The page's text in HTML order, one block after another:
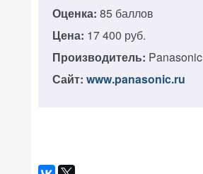
Оценка: 85 баллов
Цена: 17 400 руб.
Производитель: Panasonic
Сайт: www.panasonic.ru